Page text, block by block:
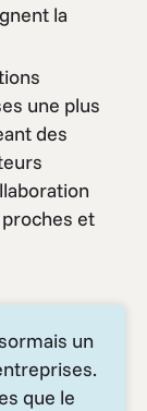
la
une plus
des
et
un
que le